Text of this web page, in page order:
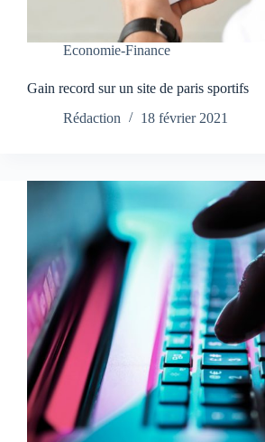
Economie-Finance
Gain record sur un site de paris sportifs
Rédaction
18 février 2021